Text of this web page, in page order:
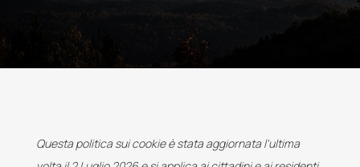
Questa politica sui cookie è stata aggiornata l'ultima